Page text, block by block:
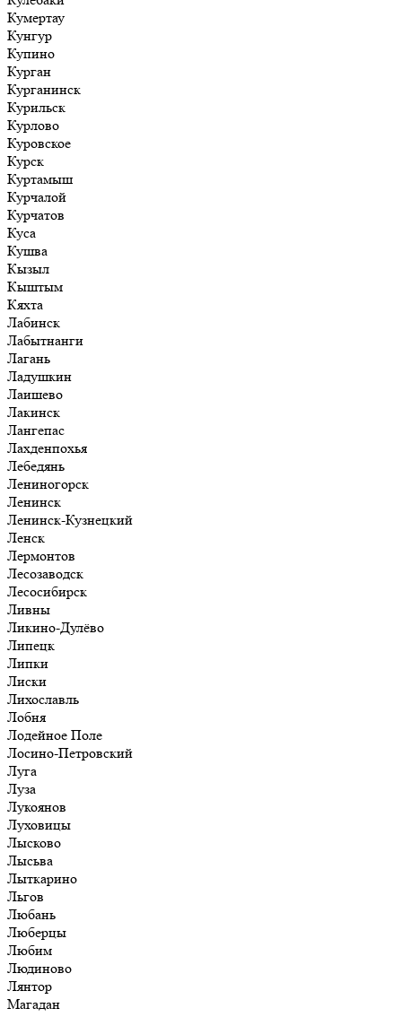
Кумертау
Кунгур
Купино
Курган
Курганинск
Курильск
Курлово
Куровское
Курск
Куртамыш
Курчалой
Курчатов
Куса
Кушва
Кызыл
Кыштым
Кяхта
Лабинск
Лабытнанги
Лагань
Ладушкин
Лаишево
Лакинск
Лангепас
Лахденпохья
Лебедянь
Лениногорск
Ленинск
Ленинск-Кузнецкий
Ленск
Лермонтов
Лесозаводск
Лесосибирск
Ливны
Ликино-Дулёво
Липецк
Липки
Лиски
Лихославль
Лобня
Лодейное Поле
Лосино-Петровский
Луга
Луза
Лукоянов
Луховицы
Лысково
Лысьва
Лыткарино
Льгов
Любань
Люберцы
Любим
Людиново
Лянтор
Магадан